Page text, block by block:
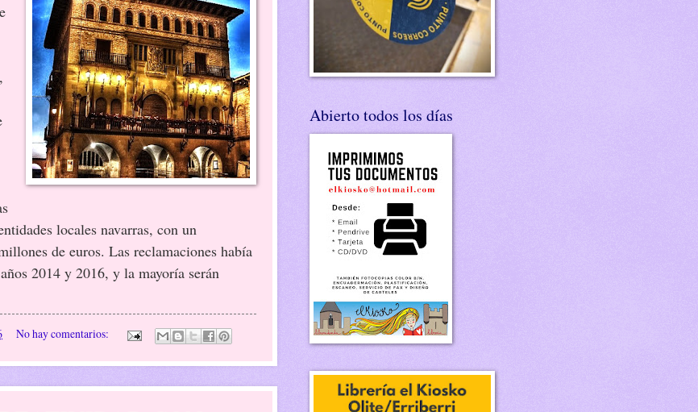
locales navarras, con un
de euros. Las reclamaciones había
2014 y 2016, y la mayoría serán
No hay comentarios:
Abierto todos los días